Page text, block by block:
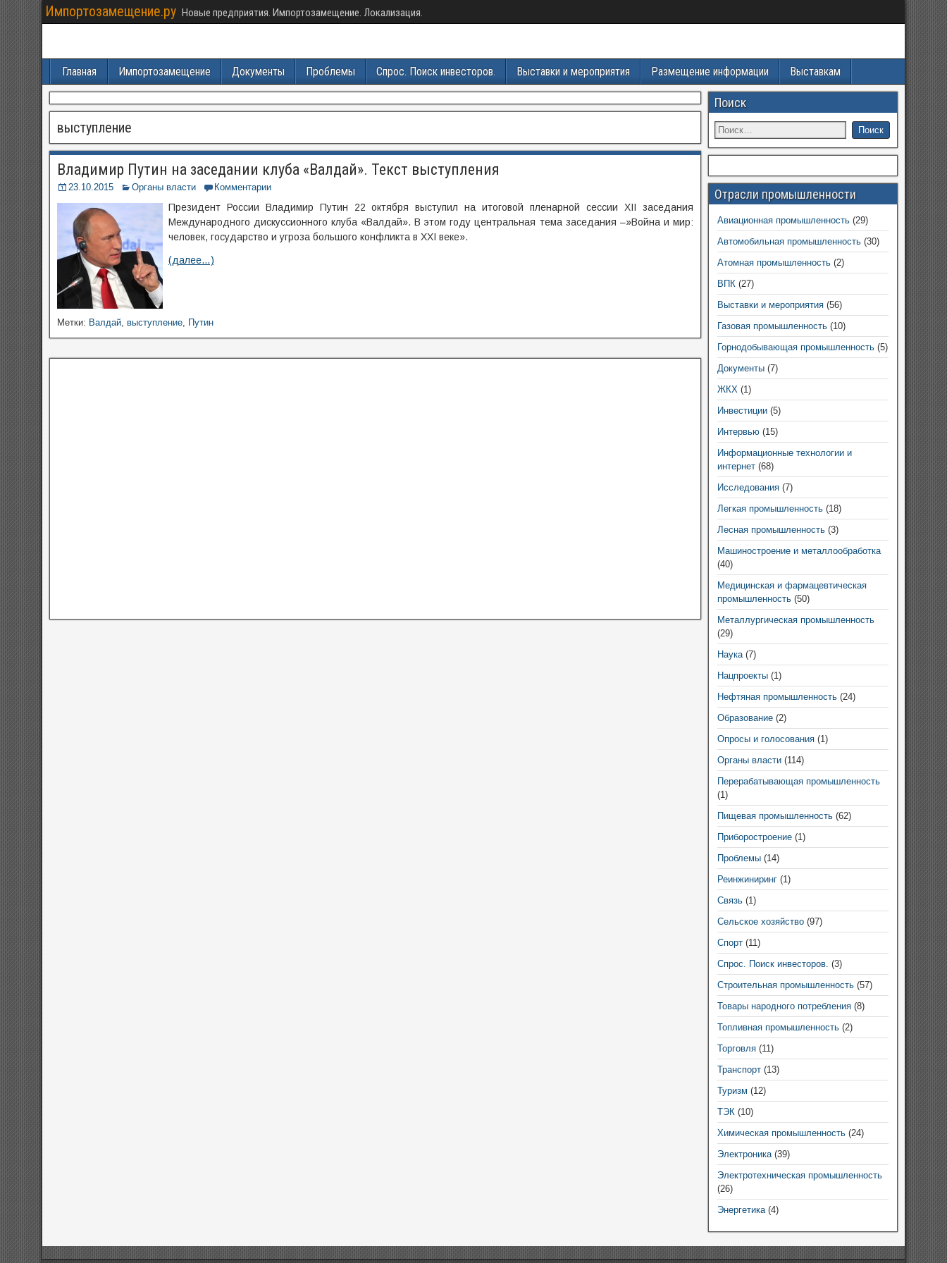
Импортозамещение.ру Новые предприятия. Импортозамещение. Локализация.
Главная Импортозамещение Документы Проблемы Спрос. Поиск инвесторов. Выставки и мероприятия Размещение информации Выставкам
выступление
Владимир Путин на заседании клуба «Валдай». Текст выступления
23.10.2015 Органы власти Комментарии
Президент России Владимир Путин 22 октября выступил на итоговой пленарной сессии XII заседания
Международного дискуссионного клуба «Валдай». В этом году центральная тема заседания –»Война и мир:
человек, государство и угроза большого конфликта в XXI веке».
(далее…)
Метки: Валдай, выступление, Путин
Поиск
Отрасли промышленности
Авиационная промышленность(29)
Автомобильная промышленность(30)
Атомная промышленность(2)
ВПК(27)
Выставки и мероприятия(56)
Газовая промышленность(10)
Горнодобывающая промышленность(5)
Документы(7)
ЖКХ(1)
Инвестиции(5)
Интервью(15)
Информационные технологии и
интернет(68)
Исследования(7)
Легкая промышленность(18)
Лесная промышленность(3)
Машиностроение и металлообработка
(40)
Медицинская и фармацевтическая
промышленность(50)
Металлургическая промышленность
(29)
Наука(7)
Нацпроекты(1)
Нефтяная промышленность(24)
Образование(2)
Опросы и голосования(1)
Органы власти(114)
Перерабатывающая промышленность
(1)
Пищевая промышленность(62)
Приборостроение(1)
Проблемы(14)
Реинжиниринг(1)
Связь(1)
Сельское хозяйство(97)
Спорт(11)
Спрос. Поиск инвесторов. (3)
Строительная промышленность(57)
Товары народного потребления(8)
Топливная промышленность(2)
Торговля(11)
Транспорт(13)
Туризм (12)
ТЭК(10)
Химическая промышленность(24)
Электроника(39)
Электротехническая промышленность
(26)
Энергетика(4)